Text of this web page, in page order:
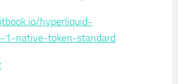
hyperliquid-
1-native-token-standard